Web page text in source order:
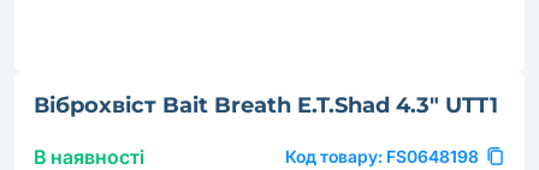
Віброхвіст Bait Breath E.T.Shad 4.3" UTT1
В наявності Код товару: FS0648198